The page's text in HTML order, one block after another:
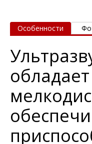
Особенности